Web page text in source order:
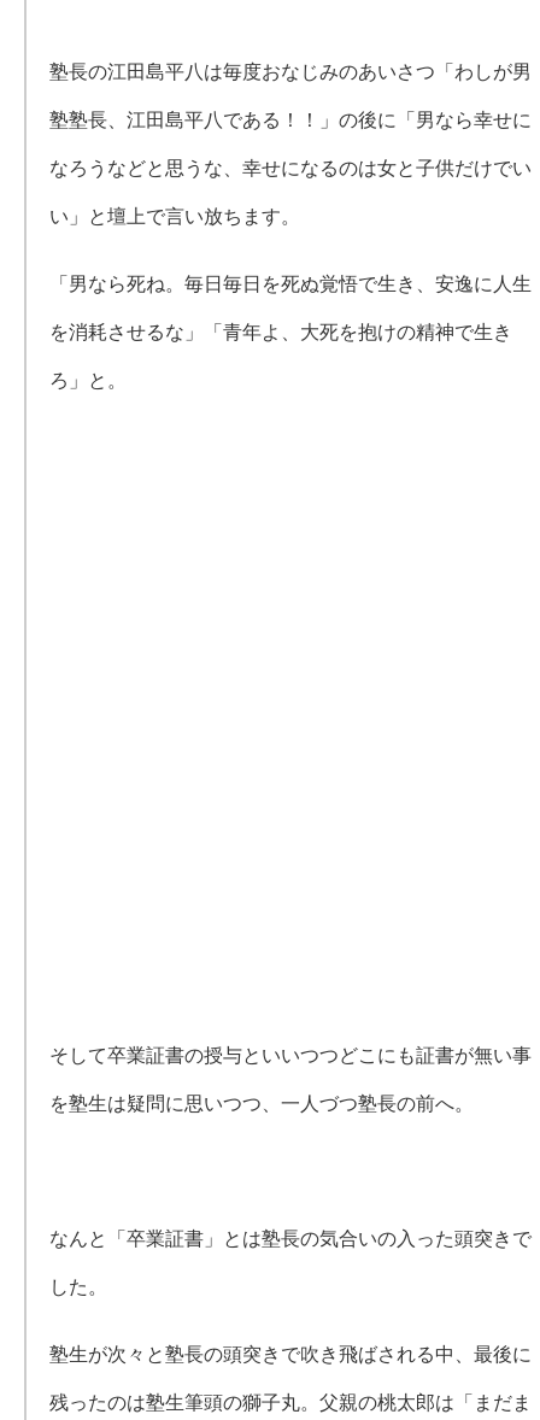
塾長の江田島平八は毎度おなじみのあいさつ「わしが男
塾塾長、江田島平八である！！」の後に「男なら幸せに
なろうなどと思うな、幸せになるのは女と子供だけでい
い」と壇上で言い放ちます。
「男なら死ね。毎日毎日を死ぬ覚悟で生き、安逸に人生
を消耗させるな」「青年よ、大死を抱けの精神で生き
ろ」と。
そして卒業証書の授与といいつつどこにも証書が無い事
を塾生は疑問に思いつつ、一人づつ塾長の前へ。
なんと「卒業証書」とは塾長の気合いの入った頭突きで
した。
塾生が次々と塾長の頭突きで吹き飛ばされる中、最後に
残ったのは塾生筆頭の獅子丸。父親の桃太郎は「まだま